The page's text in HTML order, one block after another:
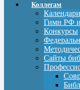
Коллегам
Гимн РФ
Конкурсы
Сайты